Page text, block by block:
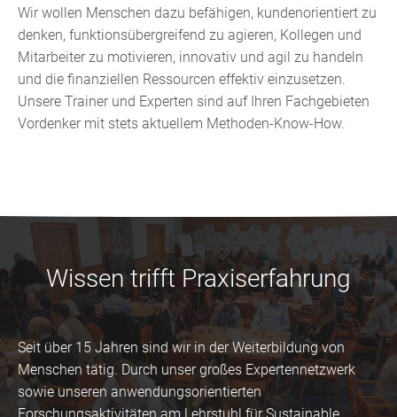
Wir wollen Menschen dazu befähigen, kundenorientiert zu
denken, funktionsübergreifend zu agieren, Kollegen und
Mitarbeiter zu motivieren, innovativ und agil zu handeln
und die finanziellen Ressourcen effektiv einzusetzen.
Unsere Trainer und Experten sind auf Ihren Fachgebieten
Vordenker mit stets aktuellem Methoden-Know-How.
Wissen trifft Praxiserfahrung
Seit über 15 Jahren sind wir in der Weiterbildung von
Menschen tätig. Durch unser großes Expertennetzwerk
sowie unseren anwendungsorientierten